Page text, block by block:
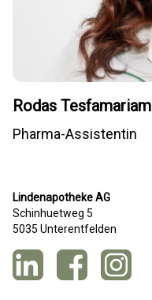
Rodas Tesfamariam
Pharma-Assistentin
Lindenapotheke AG
Schinhuetweg 5
5035 Unterentfelden